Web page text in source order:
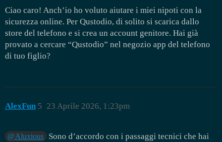
Ciao caro! Anch’io ho voluto aiutare i miei nipoti con la
sicurezza online. Per Qustodio, di solito si scarica dallo
store del telefono e si crea un account genitore. Hai già
provato a cercare “Qustodio” nel negozio app del telefono
di tuo figlio?
AlexFun 23 Aprile 2026, 1:23pm
5
@Aluxious Sono d’accordo con i passaggi tecnici che hai